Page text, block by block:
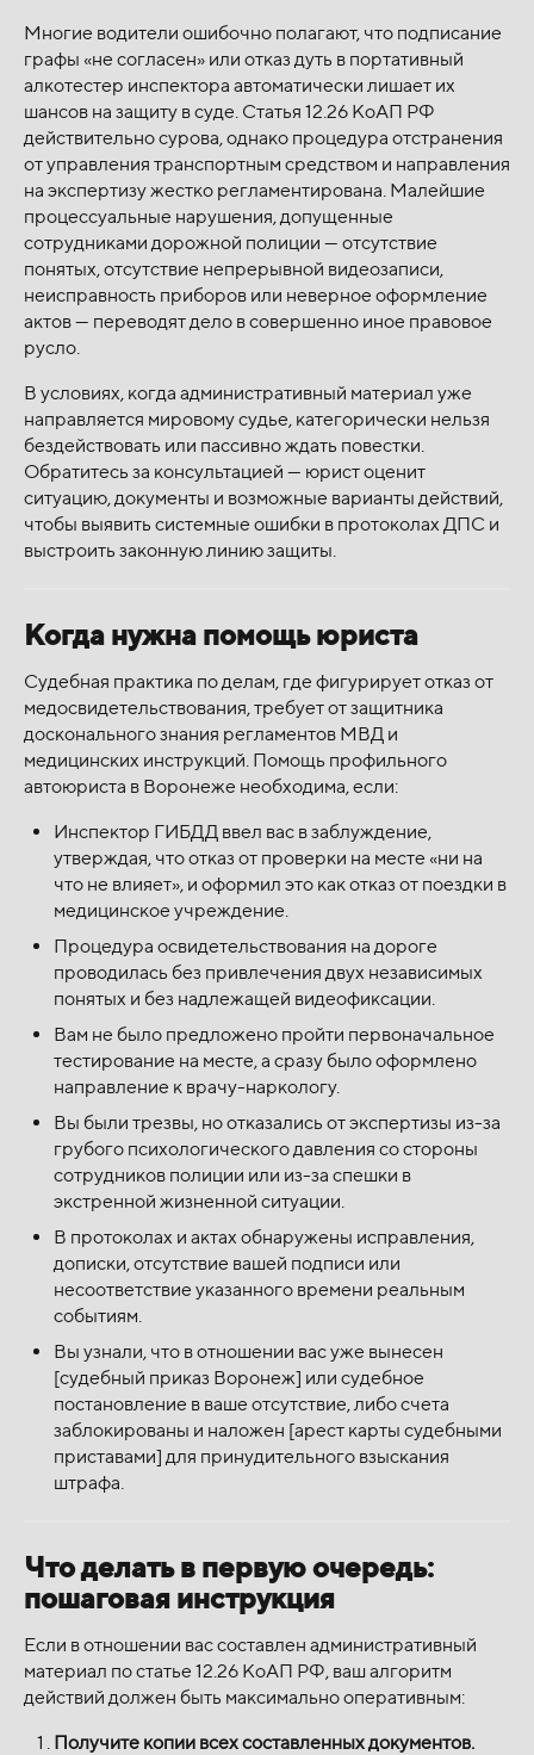
Многие водители ошибочно полагают, что подписание
графы «не согласен» или отказ дуть в портативный
алкотестер инспектора автоматически лишает их
шансов на защиту в суде. Статья 12.26 КоАП РФ
действительно сурова, однако процедура отстранения
от управления транспортным средством и направления
на экспертизу жестко регламентирована. Малейшие
процессуальные нарушения, допущенные
сотрудниками дорожной полиции — отсутствие
понятых, отсутствие непрерывной видеозаписи,
неисправность приборов или неверное оформление
актов — переводят дело в совершенно иное правовое
русло.
В условиях, когда административный материал уже
направляется мировому судье, категорически нельзя
бездействовать или пассивно ждать повестки.
Обратитесь за консультацией — юрист оценит
ситуацию, документы и возможные варианты действий,
чтобы выявить системные ошибки в протоколах ДПС и
выстроить законную линию защиты.
Когда нужна помощь юриста
Судебная практика по делам, где фигурирует отказ от
медосвидетельствования, требует от защитника
досконального знания регламентов МВД и
медицинских инструкций. Помощь профильного
автоюриста в Воронеже необходима, если:
Инспектор ГИБДД ввел вас в заблуждение,
утверждая, что отказ от проверки на месте «ни на
что не влияет», и оформил это как отказ от поездки в
медицинское учреждение.
Процедура освидетельствования на дороге
проводилась без привлечения двух независимых
понятых и без надлежащей видеофиксации.
Вам не было предложено пройти первоначальное
тестирование на месте, а сразу было оформлено
направление к врачу-наркологу.
Вы были трезвы, но отказались от экспертизы из-за
грубого психологического давления со стороны
сотрудников полиции или из-за спешки в
экстренной жизненной ситуации.
В протоколах и актах обнаружены исправления,
дописки, отсутствие вашей подписи или
несоответствие указанного времени реальным
событиям.
Вы узнали, что в отношении вас уже вынесен
[судебный приказ Воронеж] или судебное
постановление в ваше отсутствие, либо счета
заблокированы и наложен [арест карты судебными
приставами] для принудительного взыскания
штрафа.
Что делать в первую очередь:
пошаговая инструкция
Если в отношении вас составлен административный
материал по статье 12.26 КоАП РФ, ваш алгоритм
действий должен быть максимально оперативным:
Получите копии всех составленных документов.